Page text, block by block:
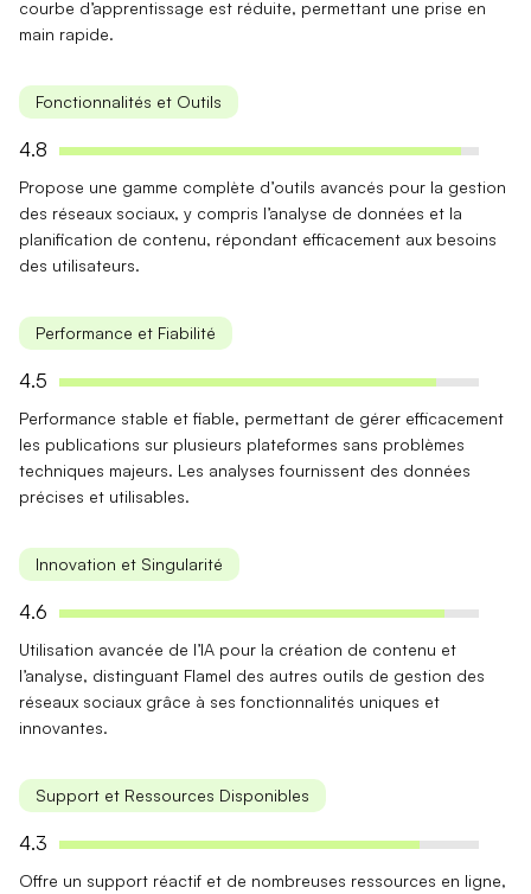
courbe d’apprentissage est réduite, permettant une prise en
main rapide.
Fonctionnalités et Outils
4.8
Propose une gamme complète d’outils avancés pour la gestion
des réseaux sociaux, y compris l’analyse de données et la
planification de contenu, répondant efficacement aux besoins
des utilisateurs.
Performance et Fiabilité
4.5
Performance stable et fiable, permettant de gérer efficacement
les publications sur plusieurs plateformes sans problèmes
techniques majeurs. Les analyses fournissent des données
précises et utilisables.
Innovation et Singularité
4.6
Utilisation avancée de l’IA pour la création de contenu et
l’analyse, distinguant Flamel des autres outils de gestion des
réseaux sociaux grâce à ses fonctionnalités uniques et
innovantes.
Support et Ressources Disponibles
4.3
Offre un support réactif et de nombreuses ressources en ligne,